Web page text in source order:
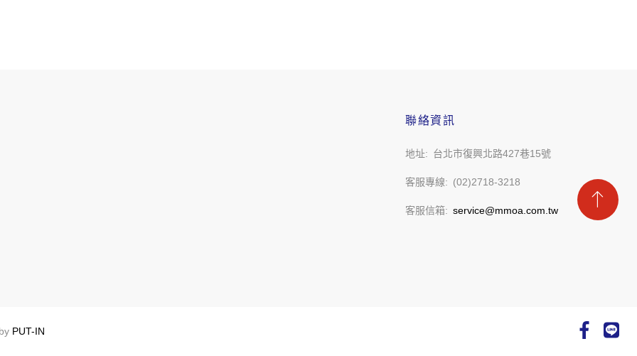
聯絡資訊
地址 台北市復興北路427巷15號
客服專線 (02)2718-3218
客服信箱 service@mmoa.com.tw
PUT-IN